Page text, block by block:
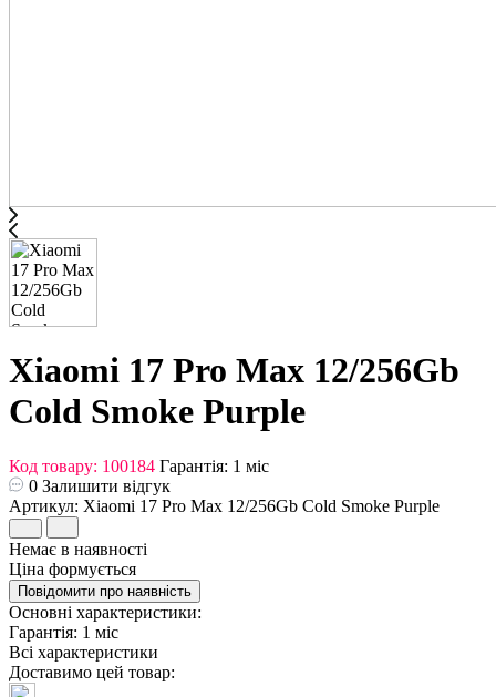
Xiaomi 17 Pro Max 12/256Gb
Cold Smoke Purple
Код товару: 100184 Гарантія: 1 міс
0 Залишити відгук
Артикул: Xiaomi 17 Pro Max 12/256Gb Cold Smoke Purple
Немає в наявності
Ціна формується
Повідомити про наявність
Основні характеристики:
Гарантія: 1 міс
Всі характеристики
Доставимо цей товар: